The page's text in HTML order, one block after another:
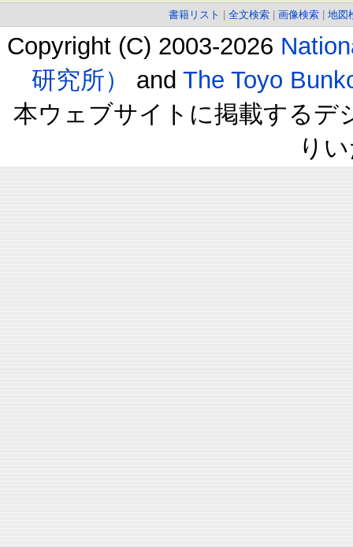
書籍リスト 全文検索 画像検索 地図
Copyright (C) 2003-2026
研究所）
and The Toyo
本ウェブサイトに掲載するデ
り